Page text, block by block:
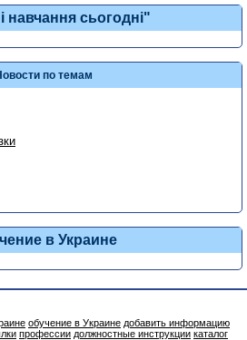
навчання сьогодні"
по темам
в Украине
обучение в Украине добавить информацию
профессии должностные инструкции каталог